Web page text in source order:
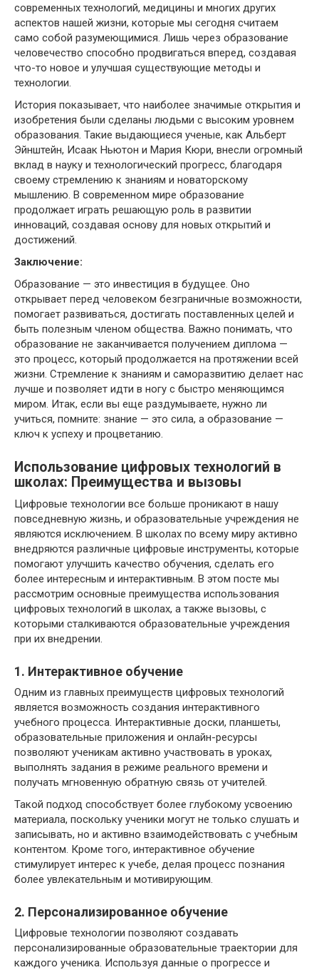
современных технологий, медицины и многих других
аспектов нашей жизни, которые мы сегодня считаем
само собой разумеющимися. Лишь через образование
человечество способно продвигаться вперед, создавая
что-то новое и улучшая существующие методы и
технологии.
История показывает, что наиболее значимые открытия и
изобретения были сделаны людьми с высоким уровнем
образования. Такие выдающиеся ученые, как Альберт
Эйнштейн, Исаак Ньютон и Мария Кюри, внесли огромный
вклад в науку и технологический прогресс, благодаря
своему стремлению к знаниям и новаторскому
мышлению. В современном мире образование
продолжает играть решающую роль в развитии
инноваций, создавая основу для новых открытий и
достижений.
Заключение:
Образование — это инвестиция в будущее. Оно
открывает перед человеком безграничные возможности,
помогает развиваться, достигать поставленных целей и
быть полезным членом общества. Важно понимать, что
образование не заканчивается получением диплома —
это процесс, который продолжается на протяжении всей
жизни. Стремление к знаниям и саморазвитию делает нас
лучше и позволяет идти в ногу с быстро меняющимся
миром. Итак, если вы еще раздумываете, нужно ли
учиться, помните: знание — это сила, а образование —
ключ к успеху и процветанию.
Использование цифровых технологий в
школах: Преимущества и вызовы
Цифровые технологии все больше проникают в нашу
повседневную жизнь, и образовательные учреждения не
являются исключением. В школах по всему миру активно
внедряются различные цифровые инструменты, которые
помогают улучшить качество обучения, сделать его
более интересным и интерактивным. В этом посте мы
рассмотрим основные преимущества использования
цифровых технологий в школах, а также вызовы, с
которыми сталкиваются образовательные учреждения
при их внедрении.
1. Интерактивное обучение
Одним из главных преимуществ цифровых технологий
является возможность создания интерактивного
учебного процесса. Интерактивные доски, планшеты,
образовательные приложения и онлайн-ресурсы
позволяют ученикам активно участвовать в уроках,
выполнять задания в режиме реального времени и
получать мгновенную обратную связь от учителей.
Такой подход способствует более глубокому усвоению
материала, поскольку ученики могут не только слушать и
записывать, но и активно взаимодействовать с учебным
контентом. Кроме того, интерактивное обучение
стимулирует интерес к учебе, делая процесс познания
более увлекательным и мотивирующим.
2. Персонализированное обучение
Цифровые технологии позволяют создавать
персонализированные образовательные траектории для
каждого ученика. Используя данные о прогрессе и